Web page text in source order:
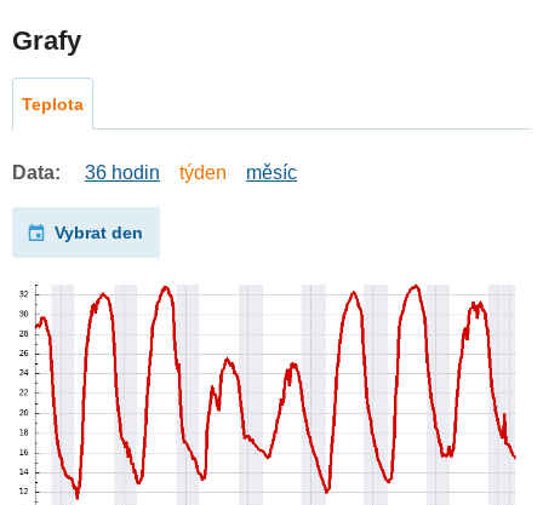
Grafy
Teplota
Data: 36 hodin týden měsíc
Vybrat den